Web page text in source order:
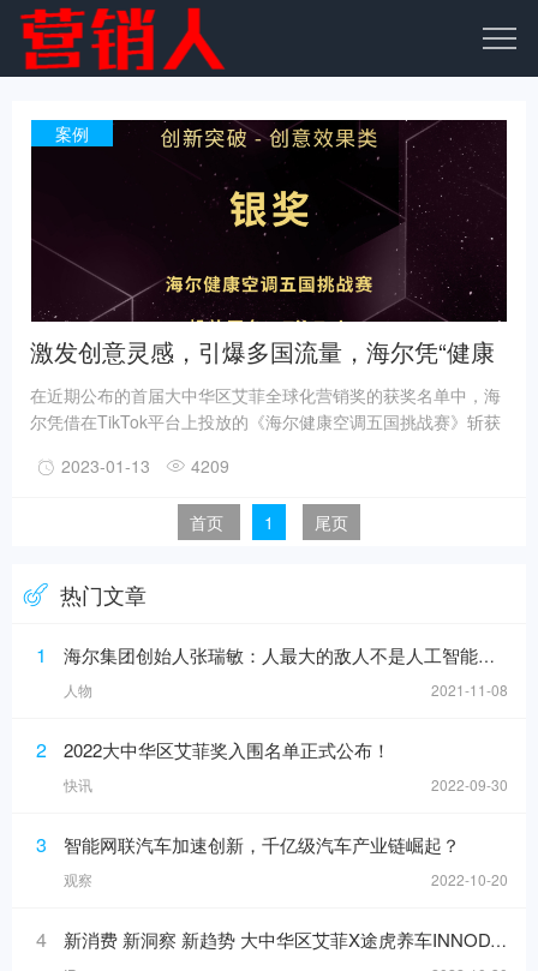
案例
激发创意灵感，引爆多国流量，海尔凭“健康
空调五国挑战赛”海外创牌成功
在近期公布的首届大中华区艾菲全球化营销奖的获奖名单中，海
尔凭借在TikTok平台上投放的《海尔健康空调五国挑战赛》斩获
2023-01-13 4209
首页 1 尾页
热门文章
1 海尔集团创始人张瑞敏：人最大的敌人不是人工智能，而是科层制
人物 2021-11-08
2 2022大中华区艾菲奖入围名单正式公布！
快讯 2022-09-30
3 智能网联汽车加速创新，千亿级汽车产业链崛起？
观察 2022-10-20
4 新消费 新洞察 新趋势 大中华区艾菲X途虎养车INNODAY圆满举办！